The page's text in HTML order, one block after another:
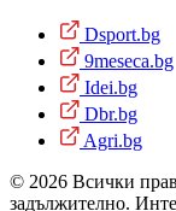
Dsport.bg
9meseca.bg
Idei.bg
Dbr.bg
Agri.bg
© 2026 Всички
задължително.